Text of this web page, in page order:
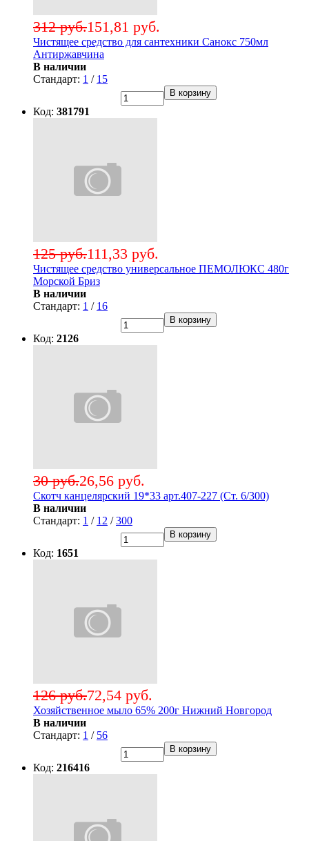
151,81 руб.
312 руб.
Чистящее средство для сантехники Санокс 750мл
Антиржавчина
В наличии
Стандарт: 1 / 15
В корзину
Код: 381791
111,33 руб.
125 руб.
Чистящее средство универсальное ПЕМОЛЮКС 480г
Морской Бриз
В наличии
Стандарт: 1 / 16
В корзину
Код: 2126
26,56 руб.
30 руб.
Скотч канцелярский 19*33 арт.407-227 (Ст. 6/300)
В наличии
Стандарт: 1 / 12 /300
В корзину
Код: 1651
72,54 руб.
126 руб.
Хозяйственное мыло 65% 200г Нижний Новгород
В наличии
Стандарт: 1 / 56
В корзину
Код: 216416